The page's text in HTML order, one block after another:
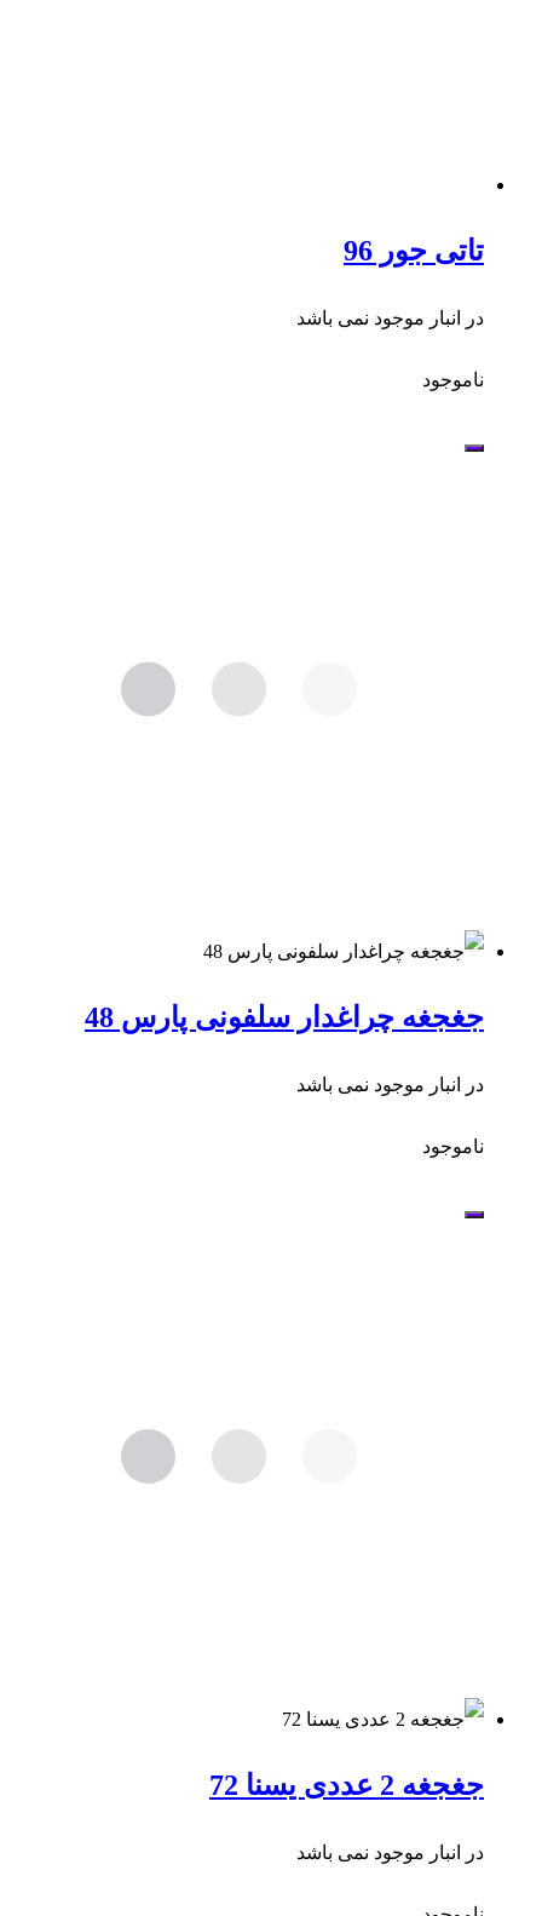
تاتی جور 96
در انبار موجود نمی باشد
ناموجود
جغجغه چراغدار سلفونی پارس 48
در انبار موجود نمی باشد
ناموجود
جغجغه 2 عددی یسنا 72
در انبار موجود نمی باشد